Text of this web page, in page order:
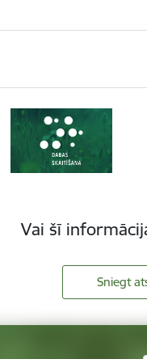
Vai šī
Sniegt